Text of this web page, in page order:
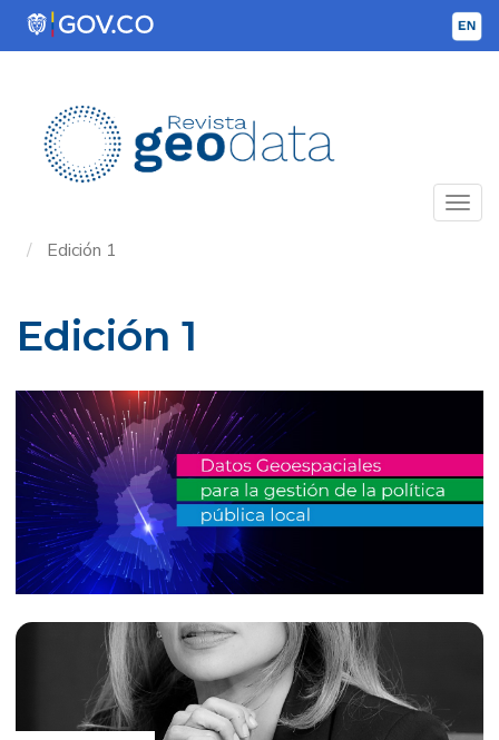
Pasar
Edición 1
Edición 1